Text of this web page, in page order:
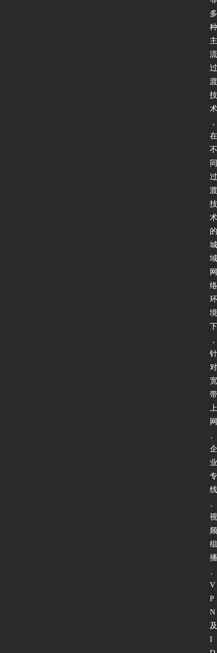
多
种
主
流
过
渡
技
术
，
在
不
同
过
渡
技
术
的
城
域
网
络
环
境
下
，
针
对
宽
带
上
网
企
业
专
线
视
频
组
播
V
P
N
及
I